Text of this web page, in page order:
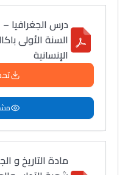
درس الجغرافيا
السنة الأولى
الإنسانية
مادة التاريخ و